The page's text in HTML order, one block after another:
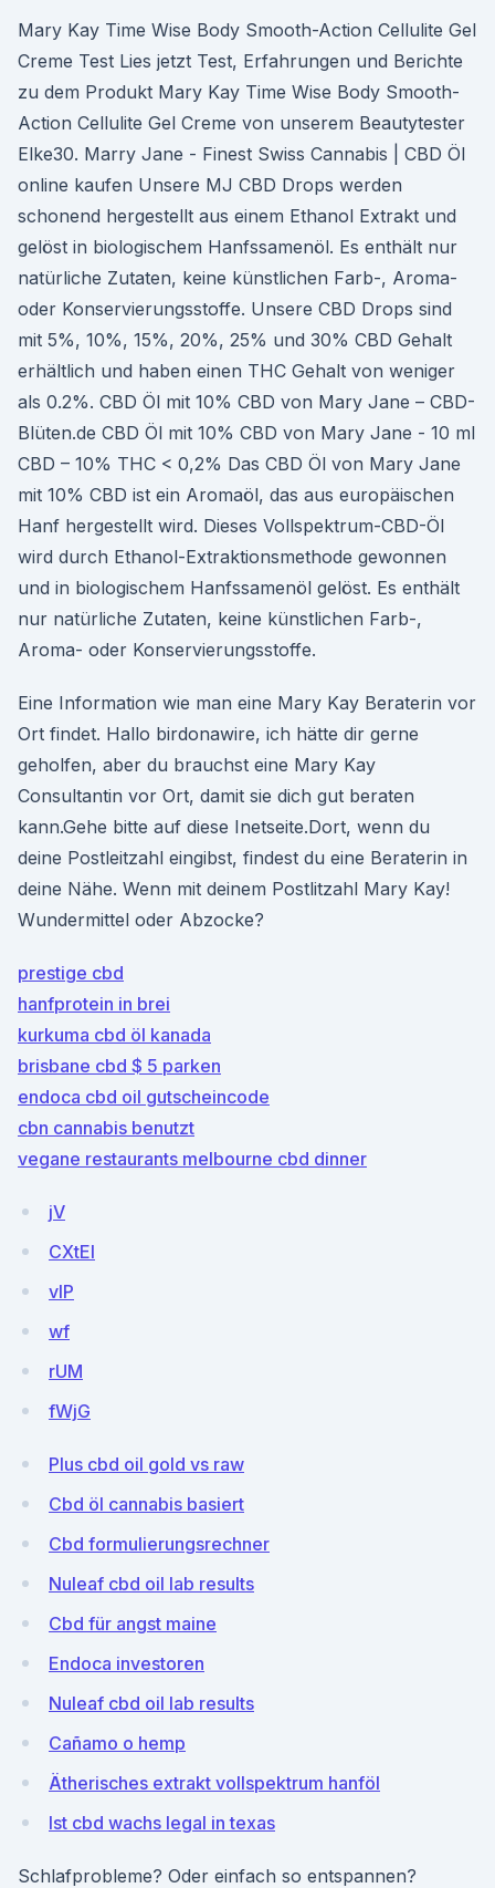
Mary Kay Time Wise Body Smooth-Action Cellulite Gel
Creme Test Lies jetzt Test, Erfahrungen und Berichte
zu dem Produkt Mary Kay Time Wise Body Smooth-
Action Cellulite Gel Creme von unserem Beautytester
Elke30. Marry Jane - Finest Swiss Cannabis | CBD Öl
online kaufen Unsere MJ CBD Drops werden
schonend hergestellt aus einem Ethanol Extrakt und
gelöst in biologischem Hanfssamenöl. Es enthält nur
natürliche Zutaten, keine künstlichen Farb-, Aroma-
oder Konservierungsstoffe. Unsere CBD Drops sind
mit 5%, 10%, 15%, 20%, 25% und 30% CBD Gehalt
erhältlich und haben einen THC Gehalt von weniger
als 0.2%. CBD Öl mit 10% CBD von Mary Jane – CBD-
Blüten.de CBD Öl mit 10% CBD von Mary Jane - 10 ml
CBD – 10% THC < 0,2% Das CBD Öl von Mary Jane
mit 10% CBD ist ein Aromaöl, das aus europäischen
Hanf hergestellt wird. Dieses Vollspektrum-CBD-Öl
wird durch Ethanol-Extraktionsmethode gewonnen
und in biologischem Hanfssamenöl gelöst. Es enthält
nur natürliche Zutaten, keine künstlichen Farb-,
Aroma- oder Konservierungsstoffe.
Eine Information wie man eine Mary Kay Beraterin vor
Ort findet. Hallo birdonawire, ich hätte dir gerne
geholfen, aber du brauchst eine Mary Kay
Consultantin vor Ort, damit sie dich gut beraten
kann.Gehe bitte auf diese Inetseite.Dort, wenn du
deine Postleitzahl eingibst, findest du eine Beraterin in
deine Nähe. Wenn mit deinem Postlitzahl Mary Kay!
Wundermittel oder Abzocke?
prestige cbd
hanfprotein in brei
kurkuma cbd öl kanada
brisbane cbd $ 5 parken
endoca cbd oil gutscheincode
cbn cannabis benutzt
vegane restaurants melbourne cbd dinner
jV
CXtEl
vIP
wf
rUM
fWjG
Plus cbd oil gold vs raw
Cbd öl cannabis basiert
Cbd formulierungsrechner
Nuleaf cbd oil lab results
Cbd für angst maine
Endoca investoren
Nuleaf cbd oil lab results
Cañamo o hemp
Ätherisches extrakt vollspektrum hanföl
Ist cbd wachs legal in texas
Schlafprobleme? Oder einfach so entspannen?